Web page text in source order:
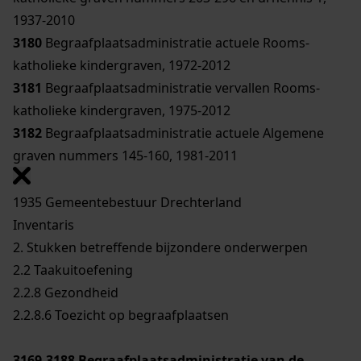
1937-2010
3180 Begraafplaatsadministratie actuele Rooms-
katholieke kindergraven, 1972-2012
3181 Begraafplaatsadministratie vervallen Rooms-
katholieke kindergraven, 1975-2012
3182 Begraafplaatsadministratie actuele Algemene
graven nummers 145-160, 1981-2011
1935 Gemeentebestuur Drechterland
Inventaris
2. Stukken betreffende bijzondere onderwerpen
2.2 Taakuitoefening
2.2.8 Gezondheid
2.2.8.6 Toezicht op begraafplaatsen